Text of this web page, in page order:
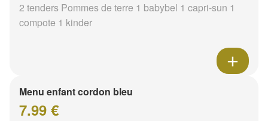
2 tenders Pommes de terre 1 babybel 1 capri-sun 1
compote 1 kinder
Menu enfant cordon bleu
7.99 €